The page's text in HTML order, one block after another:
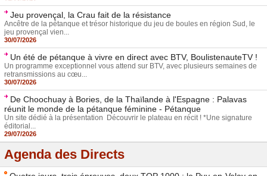
Jeu provençal, la Crau fait de la résistance
Ancêtre de la pétanque et trésor historique du jeu de boules en région Sud, le
jeu provençal vien...
30/07/2026
Un été de pétanque à vivre en direct avec BTV, BoulistenauteTV !
Un programme exceptionnel vous attend sur BTV, avec plusieurs semaines de
retransmissions au cœu...
30/07/2026
De Choochuay à Bories, de la Thaïlande à l'Espagne : Palavas
réunit le monde de la pétanque féminine - Pétanque
Un site dédié à la présentation Découvrir le plateau en récit ! *Une signature
éditorial...
29/07/2026
Agenda des Directs